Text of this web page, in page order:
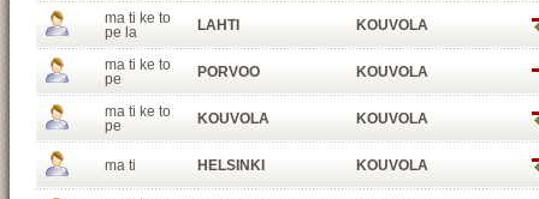
ma ti ke to
pe la
LAHTI KOUVOLA
ma ti ke to
pe
PORVOO KOUVOLA
ma ti ke to
pe
KOUVOLA KOUVOLA
ma ti HELSINKI KOUVOLA